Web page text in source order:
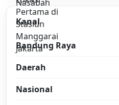
Kanal
Bandung Raya
Daerah
Nasional